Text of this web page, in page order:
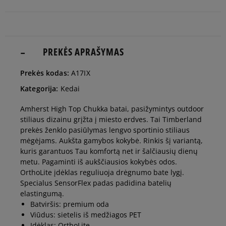
41,5 26 cm
43 27 cm Pranešti man
43,5 27,5 cm Pranešti man
44 28 cm Pranešti man
44,5 28,5 cm
PREKĖS APRAŠYMAS
Prekės kodas: A17IX
Kategorija: Kedai
Amherst High Top Chukka batai, pasižymintys outdoor
stiliaus dizainu grįžta į miesto erdves. Tai Timberland
prekės ženklo pasiūlymas lengvo sportinio stiliaus
mėgėjams. Aukšta gamybos kokybė. Rinkis šį variantą,
kuris garantuos Tau komfortą net ir šalčiausių dienų
metu. Pagaminti iš aukščiausios kokybės odos.
OrthoLite įdėklas reguliuoja drėgnumo bate lygį.
Specialus SensorFlex padas padidina batelių
elastingumą.
Batviršis: premium oda
Viūdus: sietelis iš medžiagos PET